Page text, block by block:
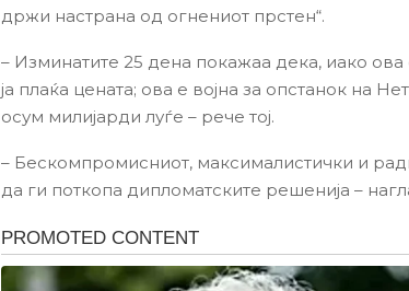
држи настрана од огнениот прстен“.
– Изминатите 25 дена покажаа дека, иако ова
ја плаќа цената; ова е војна за опстанок на
осум милијарди луѓе – рече тој.
– Бескомпромисниот, максималистички и
да ги поткопа дипломатските решенија –